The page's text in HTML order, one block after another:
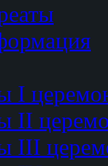
I
II
III